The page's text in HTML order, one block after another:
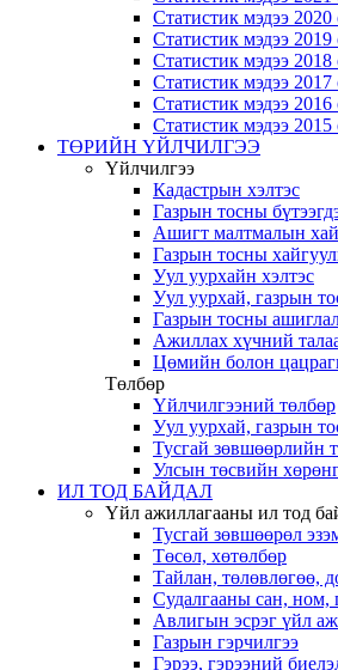
Статистик мэдээ 2020
Статистик мэдээ 2019
Статистик мэдээ 2018
Статистик мэдээ 2017
Статистик мэдээ 2016
Статистик мэдээ 2015
ТӨРИЙН ҮЙЛЧИЛГЭЭ
Үйлчилгээ
Кадастрын хэлтэс
Газрын тосны
Ашигт малтмалын
Газрын тосны
Уул уурхайн хэлтэс
Уул уурхай, газрын
Газрын тосны
Ажиллах хүчний
Цөмийн болон
Төлбөр
Үйлчилгээний төлбөр
Уул уурхай, газрын
Тусгай зөвшөөрлийн
Улсын төсвийн
ИЛ ТОД БАЙДАЛ
Үйл ажиллагааны ил тод
Тусгай зөвшөөрөл
Төсөл, хөтөлбөр
Тайлан, төлөвлөгөө,
Судалгааны сан, ном,
Авлигын эсрэг үйл
Газрын гэрчилгээ
Гэрээ, гэрээний